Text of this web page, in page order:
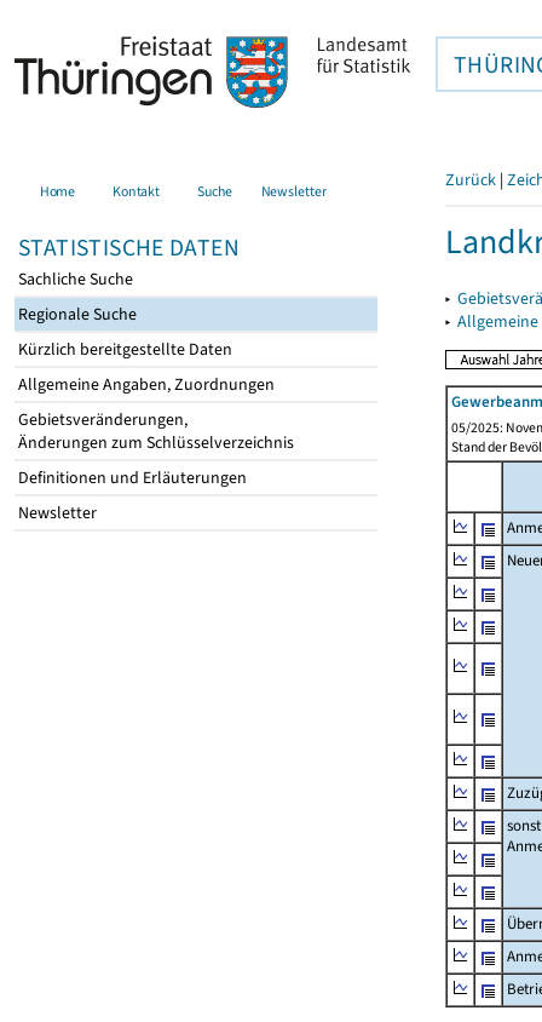
Home Kontakt Suche Newsletter
STATISTISCHE DATEN
Sachliche Suche
Regionale Suche
Kürzlich bereitgestellte Daten
Allgemeine Angaben, Zuordnungen
Gebietsveränderungen,
Änderungen zum Schlüsselverzeichnis
Definitionen und Erläuterungen
Newsletter
Zurück |
▸
▸
05/2025:
Stand der